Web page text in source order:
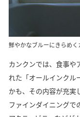
鮮やかなブルーにきらめ
カンクンでは、食事や
れた「オールインクル
かも、その内容が充実
ファインダイニングで